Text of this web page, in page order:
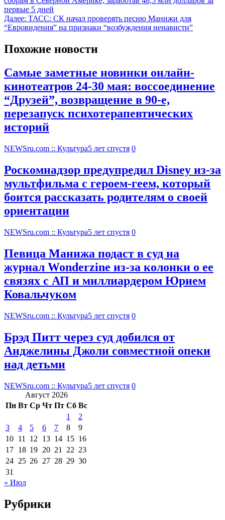
первые 5 дней
Далее: ТАСС: СК начал проверять песню Манижи для
“Евровидения” на признаки “возбуждения ненависти”
Похожие новости
Самые заметные новинки онлайн-
кинотеатров 24-30 мая: воссоединение
“Друзей”, возвращение в 90-е,
перезапуск психотерапевтических
историй
NEWSru.com :: Культура5 лет спустя 0
Роскомнадзор предупредил Disney из-за
мультфильма c героем-геем, который
боится рассказать родителям о своей
ориентации
NEWSru.com :: Культура5 лет спустя 0
Певица Манижа подаст в суд на
журнал Wonderzine из-за колонки о ее
связях с АП и миллиардером Юрием
Ковальчуком
NEWSru.com :: Культура5 лет спустя 0
Брэд Питт через суд добился от
Анджелины Джоли совместной опеки
над детьми
NEWSru.com :: Культура5 лет спустя 0
Август 2026
Пн Вт Ср Чт Пт Сб Вс
1
2
3
4 5 6 7 8
9
10 11 12 13 14 15 16
17 18 19 20 21 22 23
24 25 26 27 28 29 30
31
« Июл
Рубрики